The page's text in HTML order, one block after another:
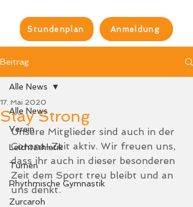
Stundenplan Anmeldung
Beitrag
Alle News
Verein
Leichtathletik
Turnen
Rhythmische Gymnastik
Zurcaroh
Alle News
Stay Strong
17. Mai 2020
Unsere Mitglieder sind auch in der
Corona-Zeit aktiv. Wir freuen uns,
dass ihr auch in dieser besonderen
Zeit dem Sport treu bleibt und an
uns denkt.